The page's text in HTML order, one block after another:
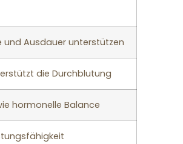
und Ausdauer unterstützen
die Durchblutung
hormonelle Balance